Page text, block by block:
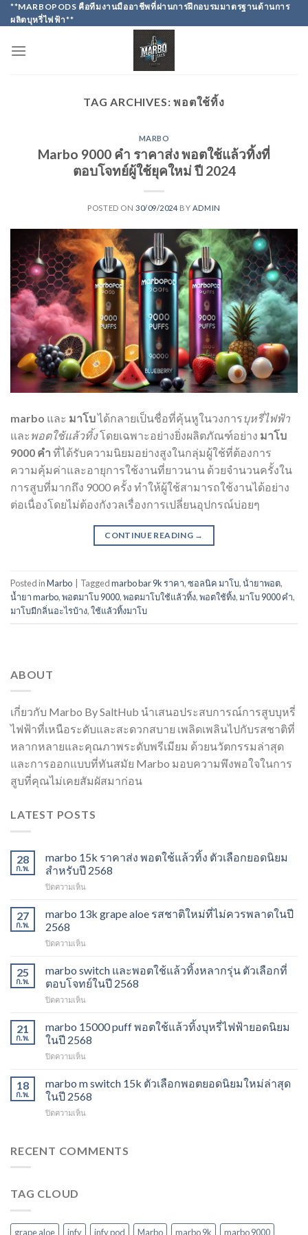
Skip
to
**MARBOPODS คือทีมงานมืออาชีพที่ผ่านการฝึกอบรมมาตรฐานด้านการ
ผลิตบุหรี่ไฟฟ้า**
TAG ARCHIVES:พอตใช้ทิ้ง
MARBO
Marbo 9000 คำ ราคาส่ง พอตใช้แล้วทิ้งที่
ตอบโจทย์ผู้ใช้ยุคใหม่ ปี 2024
POSTED ON 30/09/2024 BY ADMIN
marbo และ มาโบได้กลายเป็นชื่อที่คุ้นหูในวงการบุหรี่ไฟฟ้า
และ พอตใช้แล้วทิ้งโดยเฉพาะอย่างยิ่งผลิตภัณฑ์อย่าง มาโบ
9000 คำ ที่ได้รับความนิยมอย่างสูงในกลุ่มผู้ใช้ที่ต้องการ
ความคุ้มค่าและอายุการใช้งานที่ยาวนาน ด้วยจำนวนครั้งใน
การสูบที่มากถึง 9000 ครั้ง ทำให้ผู้ใช้สามารถใช้งานได้อย่าง
ต่อเนื่องโดยไม่ต้องกังวลเรื่องการเปลี่ยนอุปกรณ์บ่อยๆ
CONTINUE READING →
Posted inMarbo Taggedmarbo bar 9k ราคา,ซอลนิค มาโบ,น้ํายาพอต,
น้ำยา marbo,พอตมาโบ 9000,พอตมาโบใช้แล้วทิ้ง,พอตใช้ทิ้ง,มาโบ 9000 คำ,
มาโบมีกลิ่นอะไรบ้าง,ใช้แล้วทิ้งมาโบ
ABOUT
เกี่ยวกับ Marbo By SaltHub นำเสนอประสบการณ์การสูบบุหรี่
ไฟฟ้าที่เหนือระดับและสะดวกสบาย เพลิดเพลินไปกับรสชาติที่
หลากหลายและคุณภาพระดับพรีเมียม ด้วยนวัตกรรมล่าสุด
และการออกแบบที่ทันสมัย Marbo มอบความพึงพอใจในการ
สูบที่คุณไม่เคยสัมผัสมาก่อน
LATEST POSTS
28
ก.พ.
marbo 15k ราคาส่ง พอตใช้แล้วทิ้ง ตัวเลือกยอดนิยม
สำหรับปี 2568
ปิดความเห็น
15k
ราคา
พอต
แล้ว
ทิ้ง
เลือก
นิยม
สำหรับ
2568
27
ก.พ.
marbo 13k grape aloe รสชาติใหม่ที่ไม่ควรพลาดในปี
2568
ปิดความเห็น
13k
grape
aloe
รสชาติ
ที่
ไม่
พลาด
2568
25
ก.พ.
marbo switch และพอตใช้แล้วทิ้งหลากรุ่น ตัวเลือกที่
ตอบโจทย์ในปี 2568
ปิดความเห็น
switch
และ
พอต
ใช้
ทิ้ง
หลาก
ตัว
ตอบ
21
ก.พ.
marbo 15000 puff พอตใช้แล้วทิ้งบุหรี่ไฟฟ้ายอดนิยม
ในปี 2568
ปิดความเห็น
15000
puff
พอต
ใช้
บุหรี่
18
ก.พ.
marbo m switch 15k ตัวเลือกพอตยอดนิยมใหม่ล่าสุด
ในปี 2568
ปิดความเห็น
switch
นิยม
RECENT COMMENTS
TAG CLOUD
grape aloe infy infy pod Marbo marbo 9k marbo 9000